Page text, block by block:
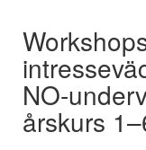
NO-
årskurs